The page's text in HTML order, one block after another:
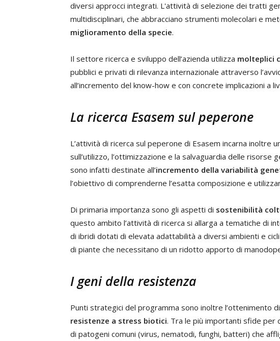
diversi approcci integrati. L'attività di selezione dei tratti
multidisciplinari, che abbracciano strumenti molecolari e
miglioramento della specie.
Il settore ricerca e sviluppo dell’azienda utilizza molteplici
pubblici e privati di rilevanza internazionale attraverso
all’incremento del know-how e con concrete implicazioni a
La ricerca Esasem sul peperone
L’attività di ricerca sul peperone di Esasem incarna inoltre
sull’utilizzo, l’ottimizzazione e la salvaguardia delle risorse
sono infatti destinate all’incremento della variabilità
l’obiettivo di comprenderne l’esatta composizione e
Di primaria importanza sono gli aspetti di sostenibilità
questo ambito l’attività di ricerca si allarga a tematiche di
di ibridi dotati di elevata adattabilità a diversi ambienti e
di piante che necessitano di un ridotto apporto di
I geni della resistenza
Punti strategici del programma sono inoltre l’ottenimento
resistenze a stress biotici. Tra le più importanti sfide per
di patogeni comuni (virus, nematodi, funghi, batteri) che